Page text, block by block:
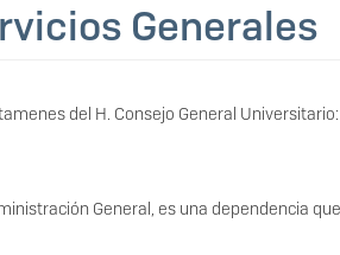
Generales
del H. Consejo General Universitario:
General, es una dependencia